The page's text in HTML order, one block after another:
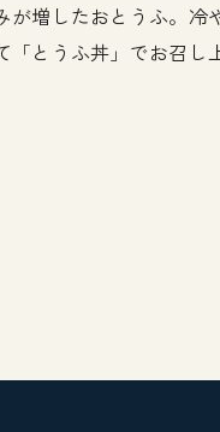
が増したおとうふ。冷
「とうふ丼」でお召し